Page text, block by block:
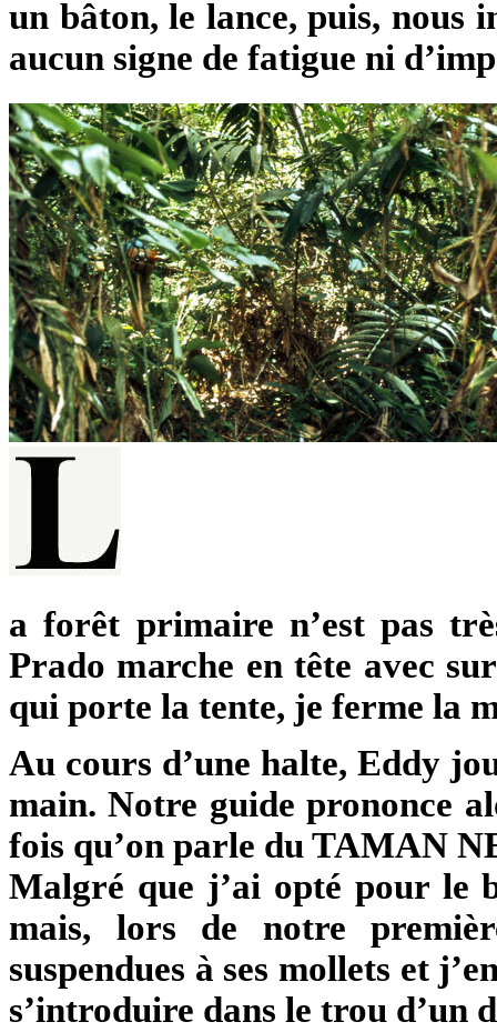
un bâton, le lance, puis, nous
aucun signe de fatigue ni
a forêt primaire n’est pas
Prado marche en tête avec
qui porte la tente, je ferme la
Au cours d’une halte, Eddy
main. Notre guide prononce
fois qu’on parle du TAMAN
Malgré que j’ai opté pour le
mais, lors de notre
suspendues à ses mollets et
s’introduire dans le trou d’un